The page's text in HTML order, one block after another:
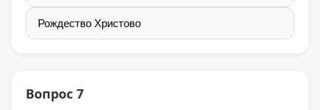
Рождество Христово
Вопрос 7